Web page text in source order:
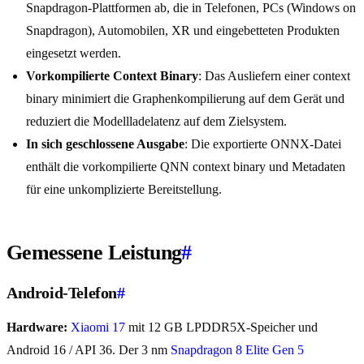
Snapdragon-Plattformen ab, die in Telefonen, PCs (Windows on
Snapdragon), Automobilen, XR und eingebetteten Produkten
eingesetzt werden.
Vorkompilierte Context Binary: Das Ausliefern einer context
binary minimiert die Graphenkompilierung auf dem Gerät und
reduziert die Modellladelatenz auf dem Zielsystem.
In sich geschlossene Ausgabe: Die exportierte ONNX-Datei
enthält die vorkompilierte QNN context binary und Metadaten
für eine unkomplizierte Bereitstellung.
Gemessene Leistung#
Android-Telefon#
Hardware: Xiaomi 17 mit 12 GB LPDDR5X-Speicher und
Android 16 / API 36. Der 3 nm Snapdragon 8 Elite Gen 5